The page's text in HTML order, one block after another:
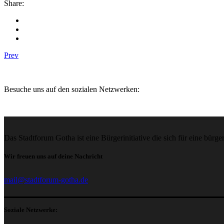
Share:
Prev
Besuche uns auf den sozialen Netzwerken:
Das Stadtforum Gotha ist eine Bürgerinitiative die sich für eine
Wir freuen uns auf deine Nachricht
mail@stadtforum-gotha.de
Soziale Netzwerke: